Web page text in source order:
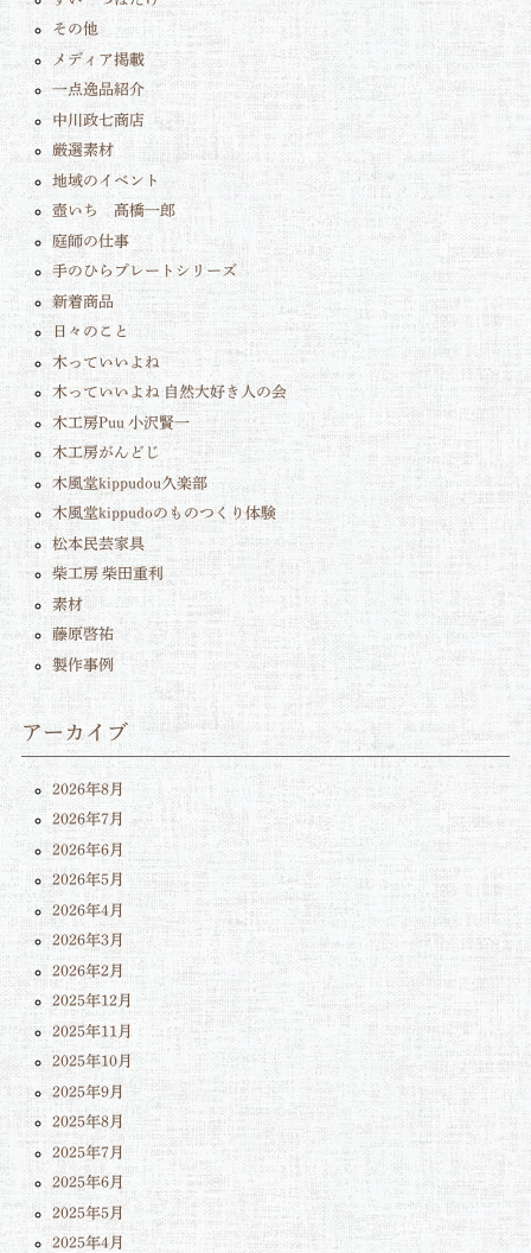
その他
メディア掲載
一点逸品紹介
中川政七商店
厳選素材
地域のイベント
壺いち 髙橋一郎
庭師の仕事
手のひらプレートシリーズ
新着商品
日々のこと
木っていいよね
木っていいよね 自然大好き人の会
木工房Puu 小沢賢一
木工房がんどじ
木風堂kippudou久楽部
木風堂kippudoのものつくり体験
松本民芸家具
柴工房 柴田重利
素材
藤原啓祐
製作事例
アーカイブ
2026年8月
2026年7月
2026年6月
2026年5月
2026年4月
2026年3月
2026年2月
2025年12月
2025年11月
2025年10月
2025年9月
2025年8月
2025年7月
2025年6月
2025年5月
2025年4月